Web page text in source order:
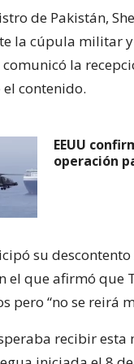
de Pakistán,
la cúpula militar
la
contenido.
EEUU
operación
su
el que afirmó que
pero “no se reirá
recibir